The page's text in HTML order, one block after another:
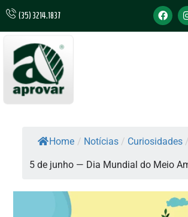
(35) 3214.1837
Home / Notícias / Curiosidades /
5 de junho — Dia Mundial do Meio